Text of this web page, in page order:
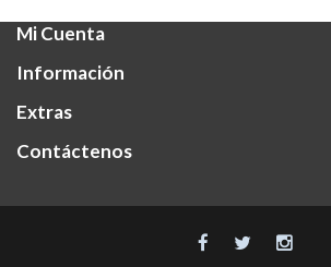
Mi Cuenta
Información
Extras
Contáctenos